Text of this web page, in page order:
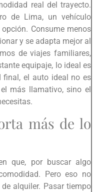
real del trayecto.
de Lima, un vehículo
Consume menos
y se adapta mejor al
de viajes familiares,
equipaje, lo ideal es
final, el auto ideal no es
más llamativo, sino el
más de lo
que, por buscar algo
Pero eso no
alquiler. Pasar tiempo